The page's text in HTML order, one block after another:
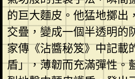
的巨大麵皮。他猛地擲出
交疊，變成一個半透明的
家傳《沾醬秘笈》中記載
盾」，薄韌而充滿彈性。